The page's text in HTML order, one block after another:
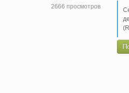
2666 просмотров